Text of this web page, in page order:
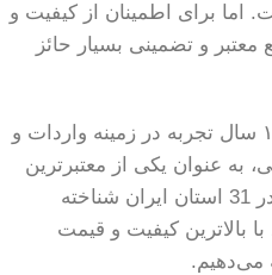
اما برای اطمینان از کیفیت و
معتبر و تضمینی بسیار حائز
گروه محصول سالم با بیش از ۱۰ سال تجربه در زمینه واردات و
به عنوان یکی از معتبرترین
اصل در 31 استان ایران شناخته
بالاترین کیفیت و قیمت
می‌دهیم.